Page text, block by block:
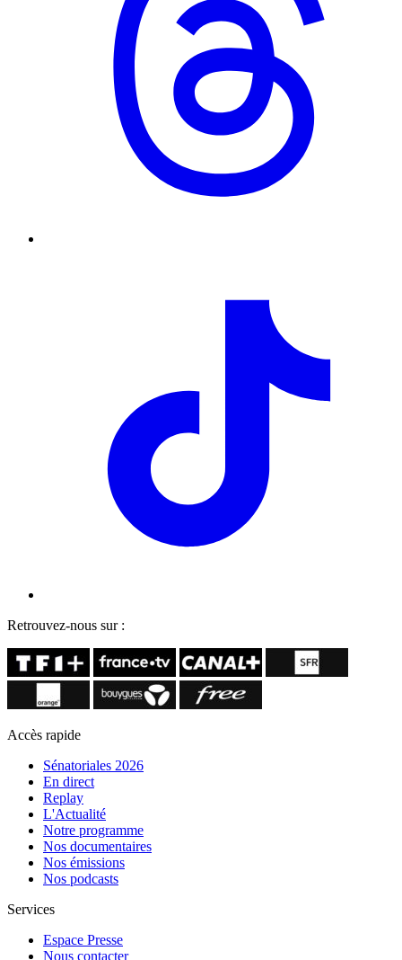
Retrouvez-nous sur :
Accès rapide
Sénatoriales 2026
En direct
Replay
L'Actualité
Notre programme
Nos documentaires
Nos émissions
Nos podcasts
Services
Espace Presse
Nous contacter